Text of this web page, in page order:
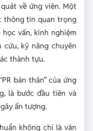
về ứng viên. Một
thông tin quan trọng
vấn, kinh nghiệm
kỹ năng chuyên
thành tựu.
bản thân” của ứng
là bước đầu tiên và
ấn tượng.
không chỉ là văn